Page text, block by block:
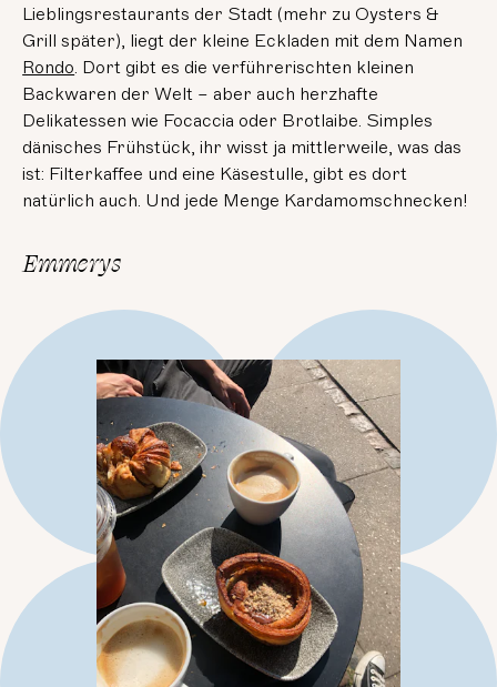
Lieblingsrestaurants der Stadt (mehr zu Oysters &
Grill später), liegt der kleine Eckladen mit dem Namen
Rondo. Dort gibt es die verführerischten kleinen
Backwaren der Welt – aber auch herzhafte
Delikatessen wie Focaccia oder Brotlaibe. Simples
dänisches Frühstück, ihr wisst ja mittlerweile, was das
ist: Filterkaffee und eine Käsestulle, gibt es dort
natürlich auch. Und jede Menge Kardamomschnecken!
Emmerys